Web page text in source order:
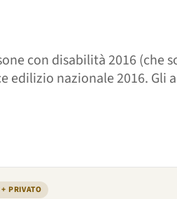
con disabilità 2016 (che
edilizio nazionale 2016.
PRIVATO